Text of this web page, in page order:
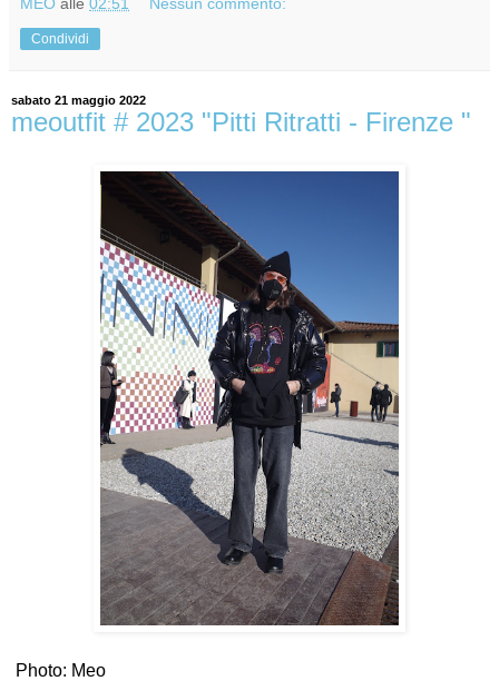
Condividi
sabato 21 maggio 2022
meoutfit # 2023 "Pitti Ritratti - Firenze "
Photo: Meo